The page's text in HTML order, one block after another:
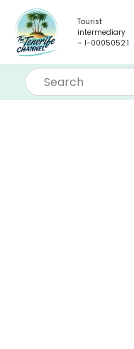
Tourist
intermediary
– I-0005052.1